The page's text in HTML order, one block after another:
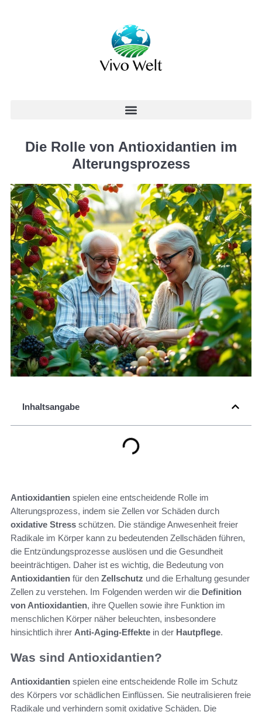
Die Rolle von Antioxidantien im
Alterungsprozess
Inhaltsangabe
Antioxidantien spielen eine entscheidende Rolle im
Alterungsprozess, indem sie Zellen vor Schäden durch
oxidative Stress schützen. Die ständige Anwesenheit freier
Radikale im Körper kann zu bedeutenden Zellschäden führen,
die Entzündungsprozesse auslösen und die Gesundheit
beeinträchtigen. Daher ist es wichtig, die Bedeutung von
Antioxidantien für den Zellschutz und die Erhaltung gesunder
Zellen zu verstehen. Im Folgenden werden wir die Definition
von Antioxidantien, ihre Quellen sowie ihre Funktion im
menschlichen Körper näher beleuchten, insbesondere
hinsichtlich ihrer Anti-Aging-Effekte in der Hautpflege.
Was sind Antioxidantien?
Antioxidantien spielen eine entscheidende Rolle im Schutz
des Körpers vor schädlichen Einflüssen. Sie neutralisieren freie
Radikale und verhindern somit oxidative Schäden. Die